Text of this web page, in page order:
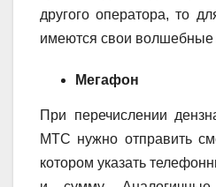
другого оператора, то
имеются свои волшебные
Мегафон
При перечислении
МТС нужно отправить
котором указать